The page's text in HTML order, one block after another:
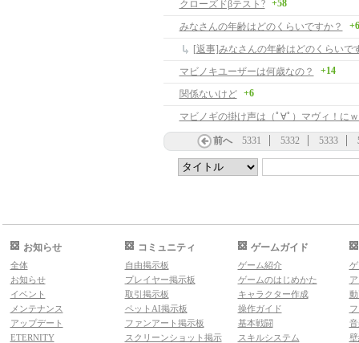
クローズドβテスト? +58
みなさんの年齢はどのくらいですか？
[返事]みなさんの年齢はどのくらいで
マビノキユーザーは何歳なの？
+14
関係ないけど +6
前へ 5331 5332 5333
お知らせ
全体
お知らせ
イベント
メンテナンス
アップデート
ETERNITY
コミュニティ
自由掲示板
プレイヤー掲示板
取引掲示板
ペットAI掲示板
ファンアート掲示板
スクリーンショット掲示
ゲームガイド
ゲーム紹介
ゲームのはじめかた
キャラクター作成
操作ガイド
基本戦闘
スキルシステム